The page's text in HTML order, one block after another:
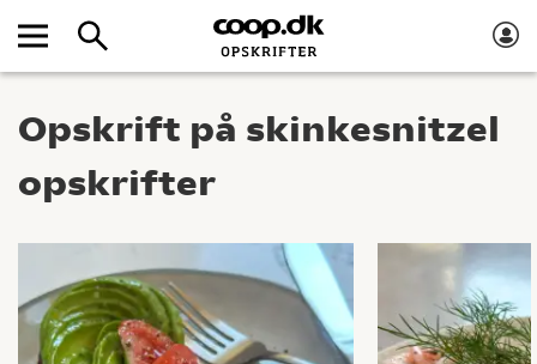
Opskrift på skinkesnitzel
opskrifter